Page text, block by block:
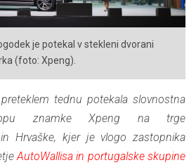
je potekal v stekleni dvorani
(foto: Xpeng).
tednu potekala slovnostna
znamke Xpeng na trge
Hrvaške, kjer je vlogo zastopnika
AutoWallisa in portugalske skupine